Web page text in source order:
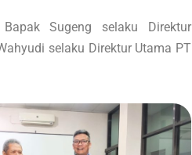
Sugeng selaku Direktur
selaku Direktur Utama PT